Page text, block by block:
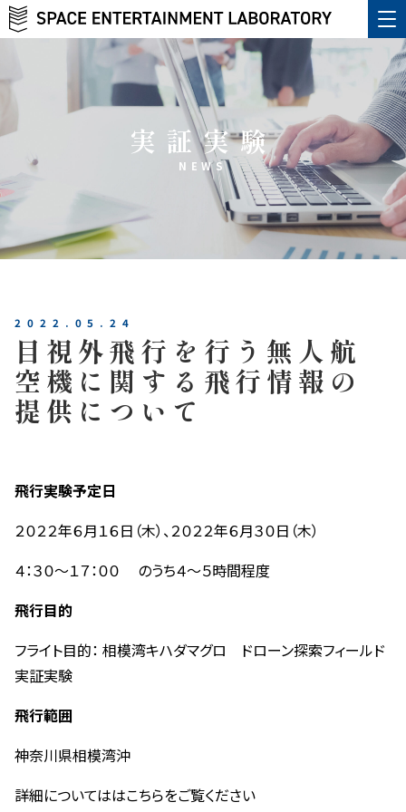
実証実験
NEWS
2022.05.24
目視外飛行を行う無人航
空機に関する飛行情報の
提供について
飛行実験予定日
２０２２年６月１６日（木）、２０２２年６月３０日（木）
４：３０～１７：００ のうち４～５時間程度
飛行目的
フライト目的： 相模湾キハダマグロ ドローン探索フィールド
実証実験
飛行範囲
神奈川県相模湾沖
詳細についてははこちらをご覧ください